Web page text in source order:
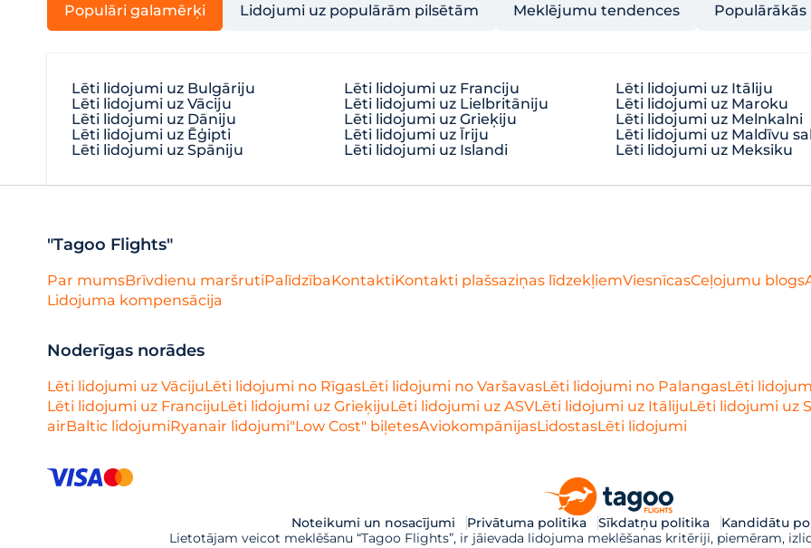
Populāri galamērķi Lidojumi uz populārām pilsētām Meklējumu tendences
Lēti lidojumi uz Bulgāriju
Lēti lidojumi uz Vāciju
Lēti lidojumi uz Dāniju
Lēti lidojumi uz Ēģipti
Lēti lidojumi uz Spāniju
Lēti lidojumi uz Franciju
Lēti lidojumi uz Lielbritāniju
Lēti lidojumi uz Grieķiju
Lēti lidojumi uz Īriju
Lēti lidojumi uz Islandi
Lēti lidojumi uz Itāliju
Lēti lidojumi uz Maroku
Lēti lidojumi uz Melnkalni
Lēti lidojumi uz Maldīvu
Lēti lidojumi uz Meksiku
"Tagoo Flights"
Par mumsBrīvdienu maršrutiPalīdzībaKontaktiKontakti plašsaziņas līdzekļiemViesnīcasCeļojumu blogs
Lidojuma kompensācija
Noderīgas norādes
Lēti lidojumi uz VācijuLēti lidojumi no RīgasLēti lidojumi no VaršavasLēti lidojumi no PalangasLēti
Lēti lidojumi uz FrancijuLēti lidojumi uz GrieķijuLēti lidojumi uz ASVLēti lidojumi uz ItālijuLēti lidojumi uz
airBaltic lidojumiRyanair lidojumi"Low Cost" biļetesAviokompānijasLidostasLēti lidojumi
Noteikumi un nosacījumi Privātuma politika Sīkdatņu politika
Kandidātu
Lietotājam veicot meklēšanu “Tagoo Flights”, ir jāievada lidojuma meklēšanas kritēriji, piemēram,